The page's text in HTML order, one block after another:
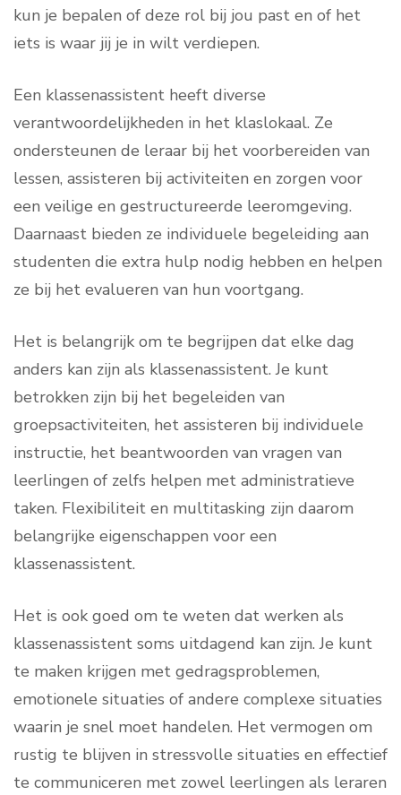
kun je bepalen of deze rol bij jou past en of het
iets is waar jij je in wilt verdiepen.
Een klassenassistent heeft diverse
verantwoordelijkheden in het klaslokaal. Ze
ondersteunen de leraar bij het voorbereiden van
lessen, assisteren bij activiteiten en zorgen voor
een veilige en gestructureerde leeromgeving.
Daarnaast bieden ze individuele begeleiding aan
studenten die extra hulp nodig hebben en helpen
ze bij het evalueren van hun voortgang.
Het is belangrijk om te begrijpen dat elke dag
anders kan zijn als klassenassistent. Je kunt
betrokken zijn bij het begeleiden van
groepsactiviteiten, het assisteren bij individuele
instructie, het beantwoorden van vragen van
leerlingen of zelfs helpen met administratieve
taken. Flexibiliteit en multitasking zijn daarom
belangrijke eigenschappen voor een
klassenassistent.
Het is ook goed om te weten dat werken als
klassenassistent soms uitdagend kan zijn. Je kunt
te maken krijgen met gedragsproblemen,
emotionele situaties of andere complexe situaties
waarin je snel moet handelen. Het vermogen om
rustig te blijven in stressvolle situaties en effectief
te communiceren met zowel leerlingen als leraren